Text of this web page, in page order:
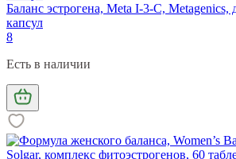
Баланс эстрогена, Meta I-3-C,
капсул
8
Есть в наличии